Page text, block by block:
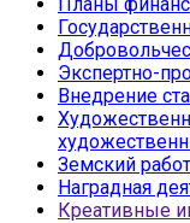
Экспертно-
Внедрение
Земский
Наградная
Креативные